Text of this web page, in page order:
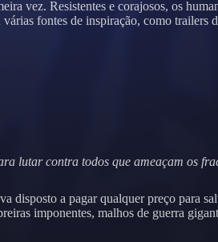
vez. Resistentes e corajosos, os
várias fontes de inspiração, como trailers
lutar contra todos que ameaçam os
a pagar qualquer preço para
imponentes, malhos de guerra